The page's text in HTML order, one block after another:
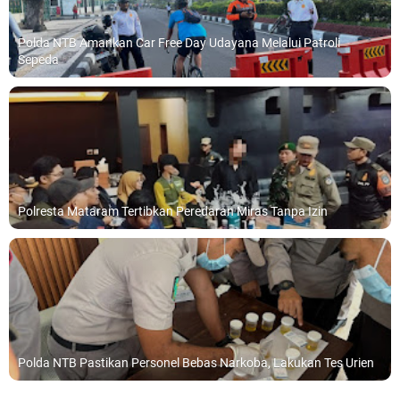
Polda NTB Amankan Car Free Day Udayana Melalui Patroli
Sepeda
Polresta Mataram Tertibkan Peredaran Miras Tanpa Izin
Polda NTB Pastikan Personel Bebas Narkoba, Lakukan Tes Urien